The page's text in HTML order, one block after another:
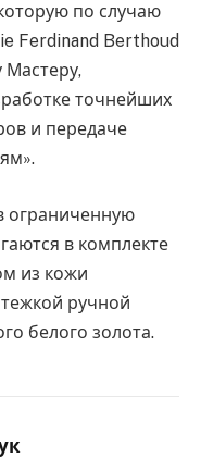
по случаю
Ferdinand Berthoud
точнейших
и передаче
ограниченную
в комплекте
из кожи
ручной
белого золота.